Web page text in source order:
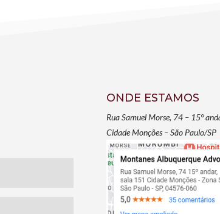
ONDE ESTAMOS
Rua Samuel Morse, 74 – 15°
Cidade Monções – São Paulo/SP